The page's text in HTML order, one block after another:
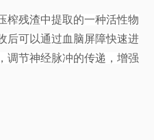
榨残渣中提取的一种活性物
后可以通过血脑屏障快速进
调节神经脉冲的传递，增强